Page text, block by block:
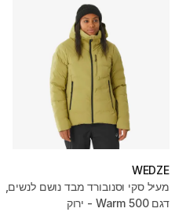
WEDZE
מעיל סקי וסנובורד מבד נושם לנשים,
דגם 500 Warm - ירוק